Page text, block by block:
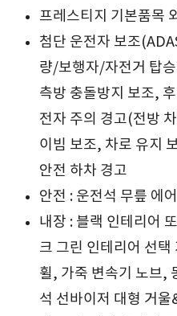
프레스티지 기본품목 외
첨단 운전자 보조
량/보행자/자전거 탑
측방 충돌방지 보조,
전자 주의 경고(전방
이빔 보조, 차로 유지
안전 하차 경고
안전 : 운전석 무릎 에
내장 : 블랙 인테리어
크 그린 인테리어 선
휠, 가죽 변속기 노브,
석 선바이저 대형 거